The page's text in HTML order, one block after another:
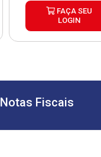
FAÇA SEU
LOGIN
Notas Fiscais